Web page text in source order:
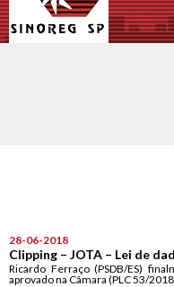
28-06-2018
Clipping – JOTA – Lei de
Ricardo Ferraço (PSDB/ES)
aprovado na Câmara (PLC 53/